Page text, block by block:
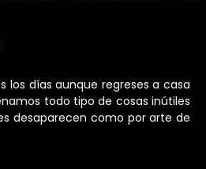
los días aunque regreses a casa
todo tipo de cosas inútiles
desaparecen como por arte de